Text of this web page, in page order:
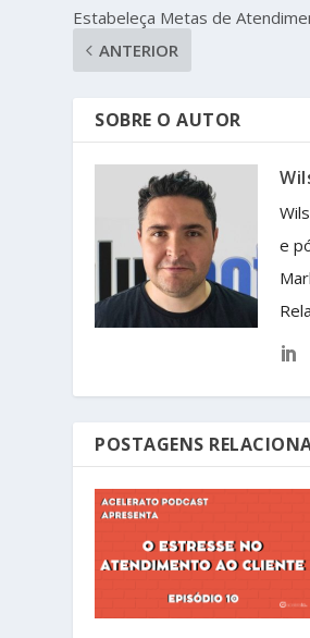
Estabeleça Metas de
ANTERIOR
SOBRE O AUTOR
e
POSTAGENS